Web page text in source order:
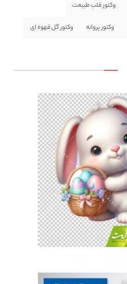
وکتور قلب طبیعت
وکتور پروانه وکتور گل قهوه ای